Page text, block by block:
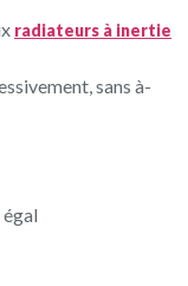
radiateurs à inertie
sans à-